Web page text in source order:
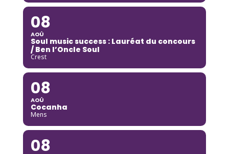
08
AOÛ
Soul music success : Lauréat du concours
/ Ben l’Oncle Soul
Crest
08
AOÛ
Cocanha
Mens
08